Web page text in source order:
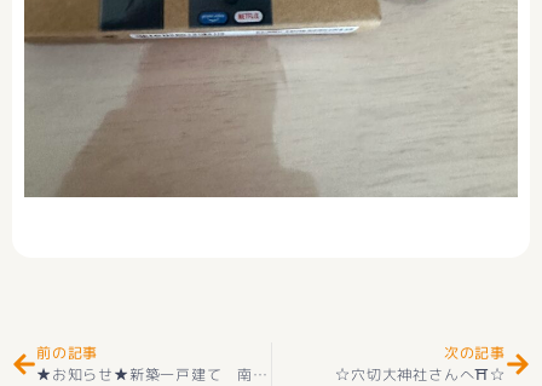
前の記事
★お知らせ★新築一戸建て 南アルプス市野牛島 第４ 2階建 ４ＬＤＫ 全2棟 2階建 耐震等級3取得 ＋住宅性能評価付 プロパンガス
次の記事
☆穴切大神社さんへ⛩☆